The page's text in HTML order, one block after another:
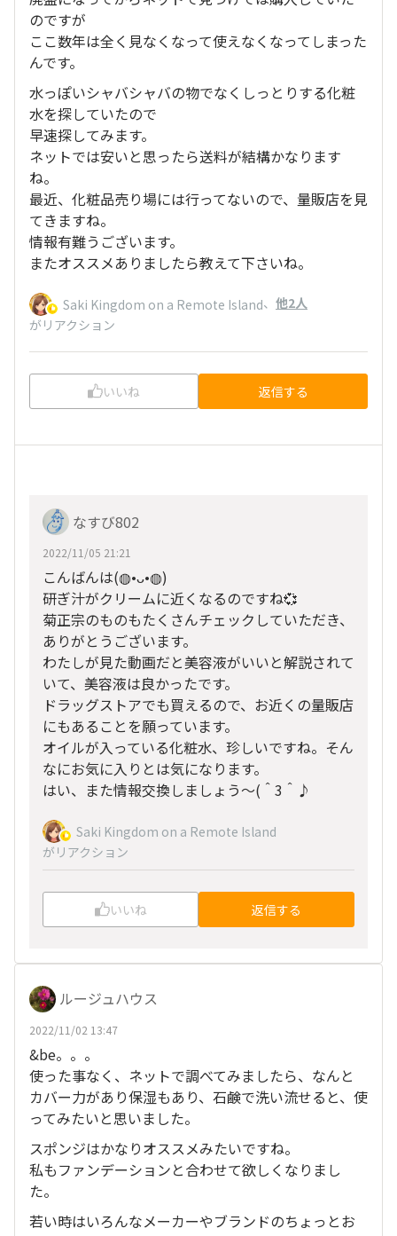
のですが
ここ数年は全く見なくなって使えなくなってしまった
んです。
水っぽいシャバシャバの物でなくしっとりする化粧
水を探していたので
早速探してみます。
ネットでは安いと思ったら送料が結構かなります
ね。
最近、化粧品売り場には行ってないので、量販店を見
てきますね。
情報有難うございます。
またオススメありましたら教えて下さいね。
Saki Kingdom on a Remote Island、 他2人
がリアクション
いいね 返信する
なすび802
2022/11/05 21:21
こんばんは(⁠◍⁠•⁠ᴗ⁠•⁠◍⁠)
研ぎ汁がクリームに近くなるのですね💞
菊正宗のものもたくさんチェックしていただき、
ありがとうございます。
わたしが見た動画だと美容液がいいと解説されて
いて、美容液は良かったです。
ドラッグストアでも買えるので、お近くの量販店
にもあることを願っています。
オイルが入っている化粧水、珍しいですね。そん
なにお気に入りとは気になります。
はい、また情報交換しましょう〜(⁠＾⁠3⁠＾⁠♪
Saki Kingdom on a Remote Island
がリアクション
いいね 返信する
ルージュハウス
2022/11/02 13:47
&be。。。
使った事なく、ネットで調べてみましたら、なんと
カバー力があり保湿もあり、石鹸で洗い流せると、使
ってみたいと思いました。
スポンジはかなりオススメみたいですね。
私もファンデーションと合わせて欲しくなりまし
た。
若い時はいろんなメーカーやブランドのちょっとお